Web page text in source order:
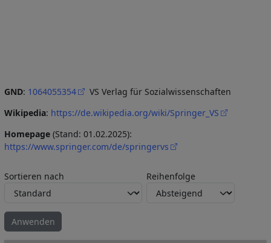
GND: 1064055354
VS Verlag für Sozialwissenschaften
Wikipedia: https://de.wikipedia.org/wiki/Springer_VS
Homepage (Stand: 01.02.2025):
https://www.springer.com/de/springervs
Sortieren nach Reihenfolge